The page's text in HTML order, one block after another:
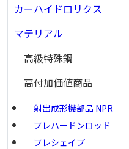
カーハイドロリクス
マテリアル
高級特殊鋼
高付加価値商品
射出成形機部品 NPR
プレハードンロッド
プレシェイプ